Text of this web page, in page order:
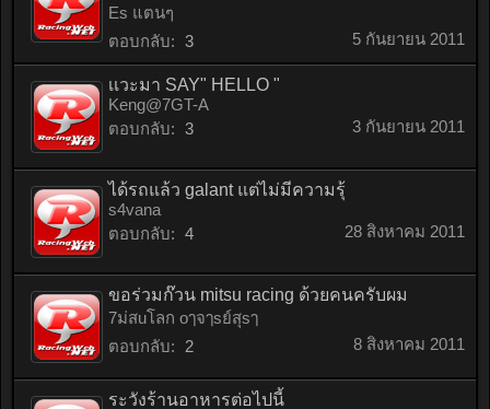
Es แตนๆ
ตอบกลับ: 3 5 กันยายน 2011
เเวะมา SAY" HELLO "
Keng@7GT-A
ตอบกลับ: 3 3 กันยายน 2011
ได้รถแล้ว galant แต่ไม่มีความรุ้
s4vana
ตอบกลับ: 4 28 สิงหาคม 2011
ขอร่วมก๊วน mitsu racing ด้วยคนครับผม
7ม่สuโลก oๅจๅsย์สุsๅ
ตอบกลับ:
2 8 สิงหาคม 2011
ระวังร้านอาหารต่อไปนี้